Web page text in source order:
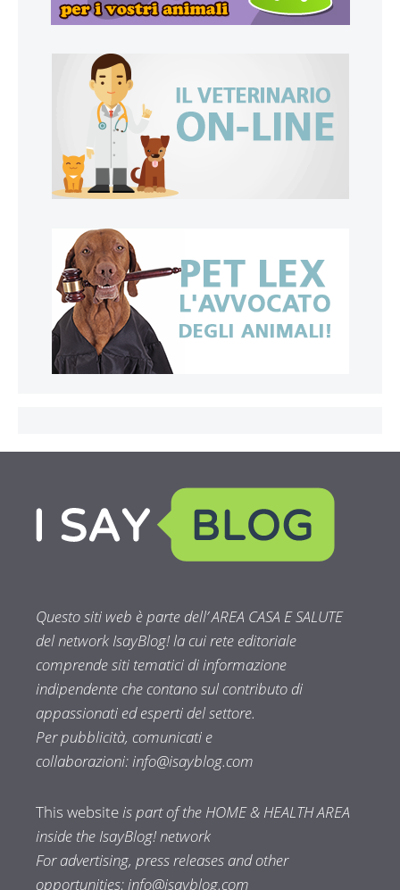
Questo siti web è parte dell’ AREA CASA E SALUTE
del network IsayBlog! la cui rete editoriale
comprende siti tematici di informazione
indipendente che contano sul contributo di
appassionati ed esperti del settore.
Per pubblicità, comunicati e
collaborazioni:info@isayblog.com
This websiteis part of the HOME & HEALTH AREA
inside the IsayBlog! network
For advertising, press releases and other
opportunities:info@isayblog.com